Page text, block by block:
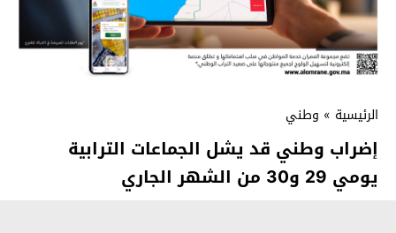
الرئيسية » وطني
إضراب وطني قد يشل الجماعات الترابية
يومي 29 و30 من الشهر الجاري